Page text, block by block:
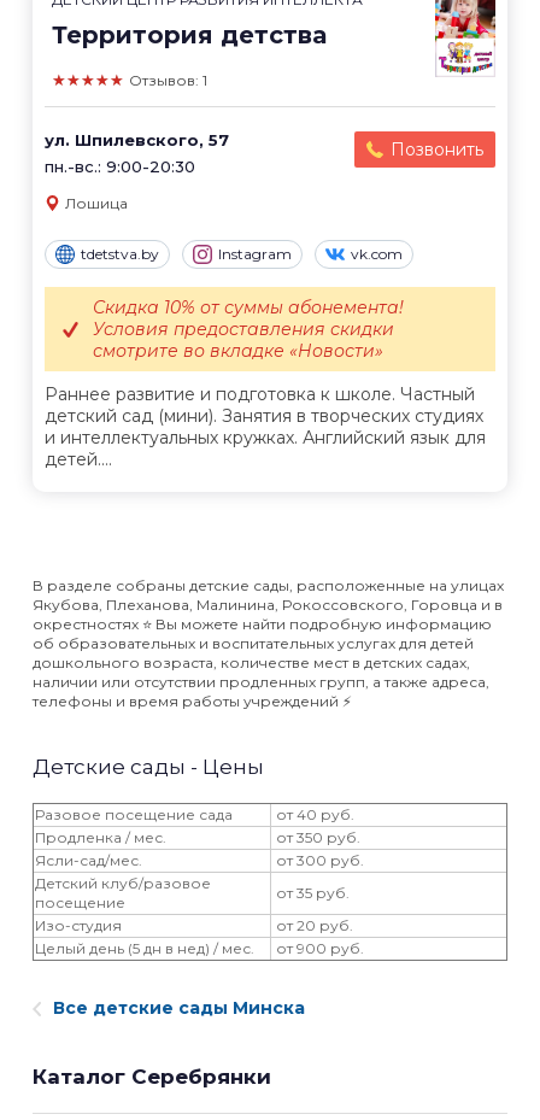
Территория детства
★★★★★ Отзывов: 1
ул. Шпилевского, 57
пн.-вс.: 9:00-20:30
Позвонить
Лошица
tdetstva.by Instagram vk.com
Раннее развитие и подготовка к школе. Частный
детский сад (мини). Занятия в творческих студиях
и интеллектуальных кружках. Английский язык для
детей....
Скидка 10% от суммы абонемента!
Условия предоставления скидки
смотрите во вкладке «Новости»
В разделе собраны детские сады, расположенные на улицах
Якубова, Плеханова, Малинина, Рокоссовского, Горовца и в
окрестностях ⭐️ Вы можете найти подробную информацию
об образовательных и воспитательных услугах для детей
дошкольного возраста, количестве мест в детских садах,
наличии или отсутствии продленных групп, а также адреса,
телефоны и время работы учреждений ⚡️
Детские сады - Цены
Разовое посещение сада
от 40 руб.
Продленка / мес.
от 350 руб.
Ясли-сад/мес.
от 300 руб.
Детский клуб/разовое
посещение
от 35 руб.
Изо-студия
от 20 руб.
Целый день (5 дн в нед) / мес.
от 900 руб.
Все детские сады Минска
Каталог Серебрянки